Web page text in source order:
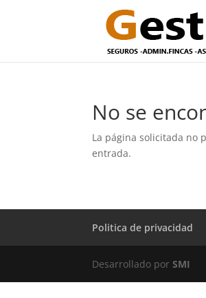
No se
La página solicitada no
entrada.
Politica de privacidad
Desarrollado porSMI